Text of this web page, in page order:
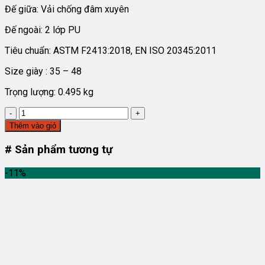
Đế giữa: Vải chống đâm xuyên
Đế ngoài: 2 lớp PU
Tiêu chuẩn: ASTM F2413:2018, EN ISO 20345:2011
Size giày : 35 – 48
Trọng lượng: 0.495 kg
Giày
bảo
hộ
Jogger
Yukon
Đen
S1P
Thêm vào giỏ
# Sản phẩm tương tự
-11%